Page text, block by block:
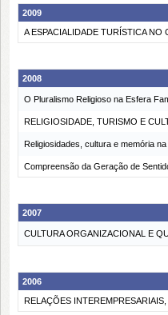
2009
A ESPACIALIDADE TURÍSTICA
2008
O Pluralismo Religioso na Esfera
RELIGIOSIDADE, TURISMO E
Religiosidades, cultura e memória
Compreensão da Geração de
2007
CULTURA ORGANIZACIONAL E
2006
RELAÇÕES